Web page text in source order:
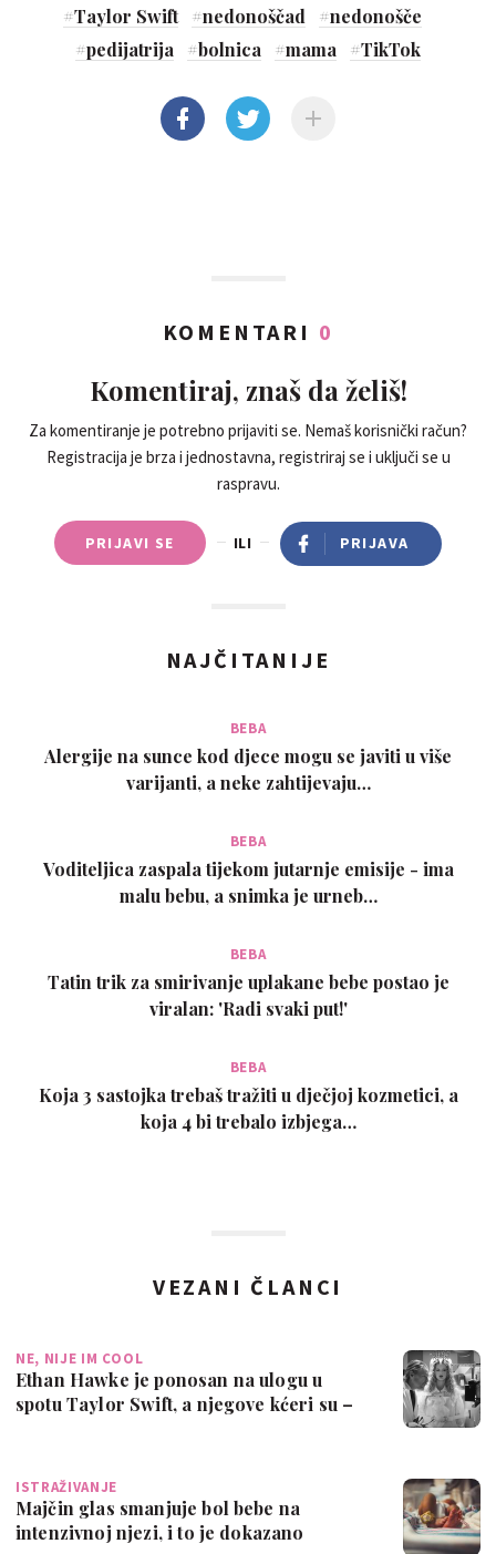
#Taylor Swift #nedonoščad #nedonošče
#pedijatrija #bolnica #mama #TikTok
KOMENTARI 0
Komentiraj, znaš da želiš!
Za komentiranje je potrebno prijaviti se. Nemaš korisnički račun?
Registracija je brza i jednostavna, registriraj se i uključi se u
raspravu.
PRIJAVI SE ILI PRIJAVA
NAJČITANIJE
BEBA
Alergije na sunce kod djece mogu se javiti u više
varijanti, a neke zahtijevaju…
BEBA
Voditeljica zaspala tijekom jutarnje emisije - ima
malu bebu, a snimka je urneb…
BEBA
Tatin trik za smirivanje uplakane bebe postao je
viralan: 'Radi svaki put!'
BEBA
Koja 3 sastojka trebaš tražiti u dječjoj kozmetici, a
koja 4 bi trebalo izbjega…
VEZANI ČLANCI
NE, NIJE IM COOL
Ethan Hawke je ponosan na ulogu u
spotu Taylor Swift, a njegove kćeri su –
ISTRAŽIVANJE
Majčin glas smanjuje bol bebe na
intenzivnoj njezi, i to je dokazano